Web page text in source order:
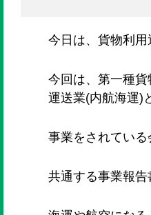
今日は、貨物利
今回は、第一種
運送業(内航海運)
事業をされている
共通する事業報